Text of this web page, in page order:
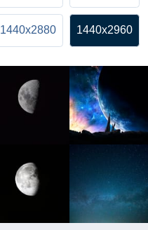
1440x2880 1440x2960